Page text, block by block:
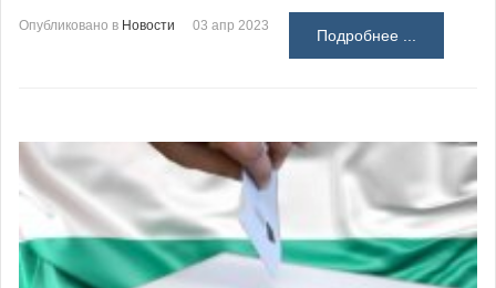
Опубликовано в Новости 03 апр 2023
Подробнее ...